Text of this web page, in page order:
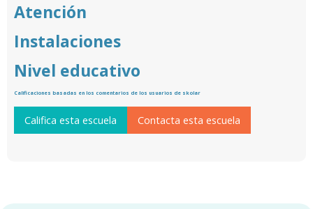
Atención
Instalaciones
Nivel educativo
Calificaciones basadas en los comentarios de los usuarios de skolar
Califica esta escuela Contacta esta escuela